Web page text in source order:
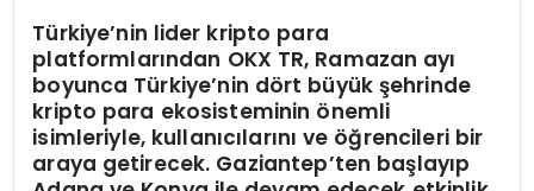
Türkiye’nin lider kripto para
platformlarından OKX TR, Ramazan ayı
boyunca Türkiye’nin dört büyük şehrinde
kripto para ekosisteminin önemli
isimleriyle, kullanıcılarını ve öğrencileri bir
araya getirecek. Gaziantep’ten başlayıp